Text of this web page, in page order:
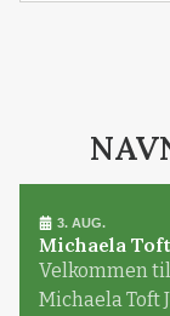
3. AUG.
Michaela
Velkommen
Michaela Toft